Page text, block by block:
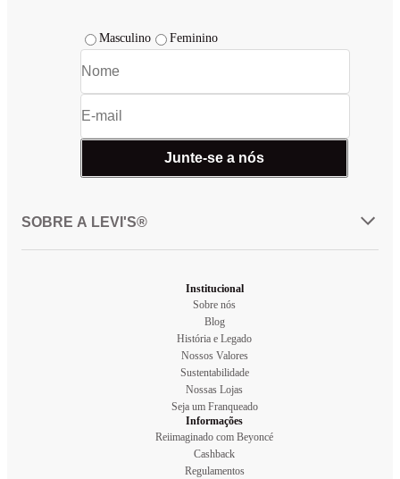
Masculino Feminino
Junte-se a nós
SOBRE A LEVI'S®
Institucional
Sobre nós
Blog
História e Legado
Nossos Valores
Sustentabilidade
Nossas Lojas
Seja um Franqueado
Informações
Reiimaginado com Beyoncé
Cashback
Regulamentos